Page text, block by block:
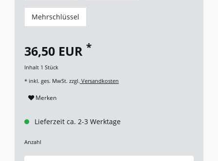
Mehrschlüssel
36,50 EUR *
Inhalt 1 Stück
* inkl. ges. MwSt. zzgl. Versandkosten
Merken
Lieferzeit ca. 2-3 Werktage
Anzahl